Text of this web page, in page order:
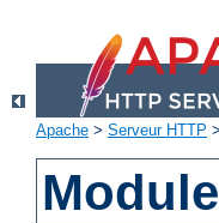
Apache > Serveur HTTP >